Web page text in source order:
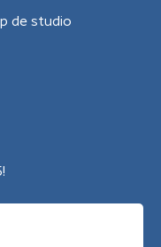
de studio